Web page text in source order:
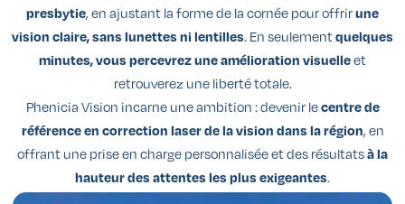
presbytie, en ajustant la forme de la cornée pour offrirune
vision claire, sans lunettes ni lentilles. En seulementquelques
minutes, vous percevrez une amélioration visuelleet
retrouverez une liberté totale.
Phenicia Vision incarne une ambition : devenir lecentre de
référence en correction laser de la vision dans la région, en
offrant une prise en charge personnalisée et des résultatsà la
hauteur des attentes les plus exigeantes.